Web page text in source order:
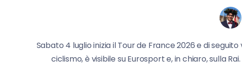
Sabato 4 luglio inizia il Tour de France 2026 e di
ciclismo, è visibile su Eurosport e, in chiaro, sulla